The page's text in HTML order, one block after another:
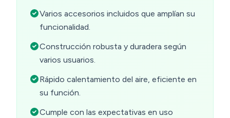
Varios accesorios incluidos que amplían su
funcionalidad.
Construcción robusta y duradera según
varios usuarios.
Rápido calentamiento del aire, eficiente en
su función.
Cumple con las expectativas en uso